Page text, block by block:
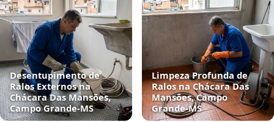
Desentupimento de
Ralos Externos na
Chácara Das Mansões,
Campo Grande‑MS
Limpeza Profunda de
Ralos na Chácara Das
Mansões, Campo
Grande‑MS